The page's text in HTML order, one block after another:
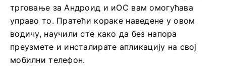
трговање за Андроид и иОС вам омогућава
управо то. Пратећи кораке наведене у овом
водичу, научили сте како да без напора
преузмете и инсталирате апликацију на свој
мобилни телефон.